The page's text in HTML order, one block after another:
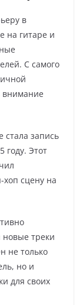
в
на гитаре и
С самого
внимание
запись
году. Этот
сцену на
новые треки
не только
но и
для своих